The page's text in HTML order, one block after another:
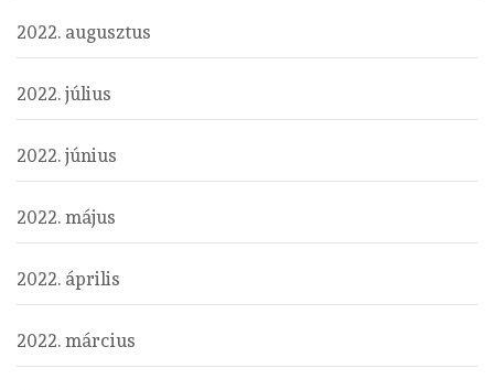
2022. augusztus
2022. július
2022. június
2022. május
2022. április
2022. március